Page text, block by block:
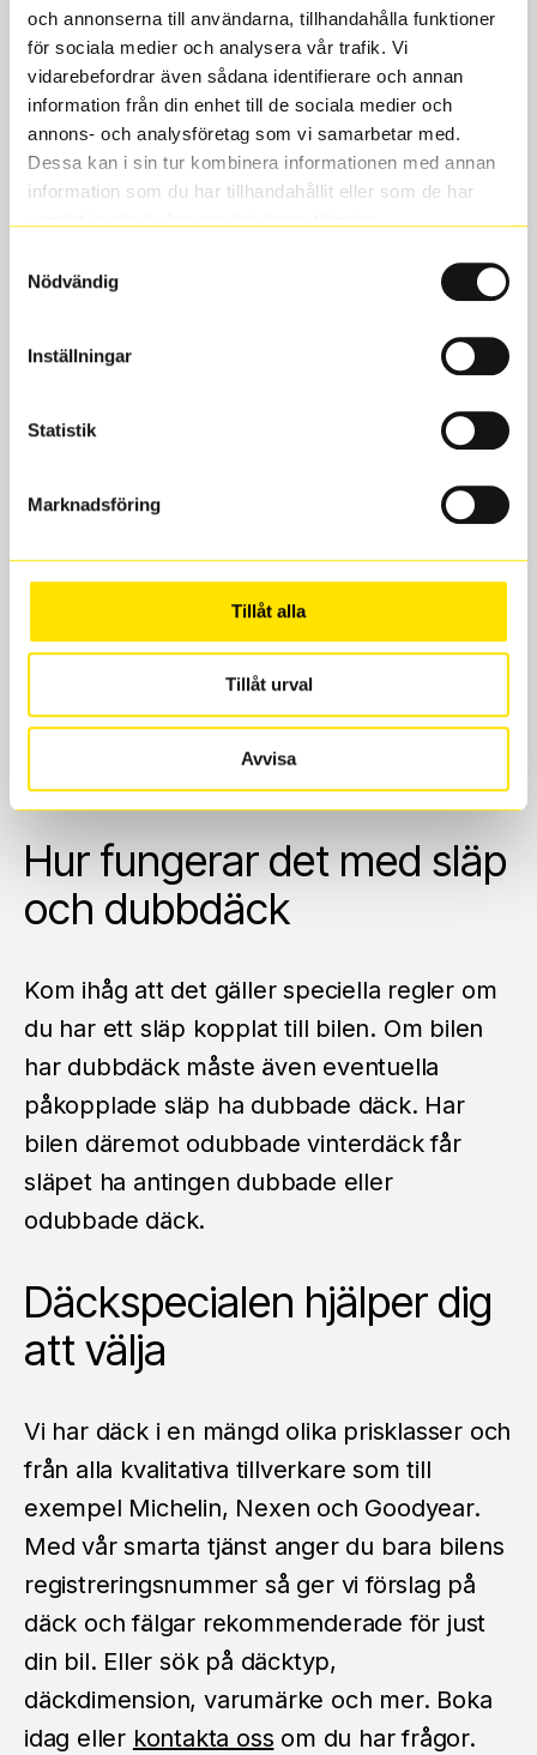
och annonserna till användarna, tillhandahålla funktioner
för sociala medier och analysera vår trafik. Vi
vidarebefordrar även sådana identifierare och annan
information från din enhet till de sociala medier och
annons- och analysföretag som vi samarbetar med.
Dessa kan i sin tur kombinera informationen med annan
information som du har tillhandahållit eller som de har
Nödvändig
Inställningar
Statistik
Marknadsföring
Tillåt alla
Tillåt urval
Avvisa
Det finns också en del datum att ha koll på
när det gäller olika typer av däck. Därför
har vi samlatalla datum gällande däckpå
ett och samma ställe, där kan du läsa om
när du får använda dubbdäck och när det
måste vara av.
Att köra in dubbdäck
Många tillverkare rekommenderar att du
de första 40-50 milen undviker häftiga
hög fart i kurvor. Genom att köra lite
lugnare sätter sig dubbarna i dubbhålen
ordentligt vilket förlänger livslängden på
en av våra mekaniker om du vill veta mer
Hur fungerar det med släp
och dubbdäck
Kom ihåg att det gäller speciella regler om
du har ett släp kopplat till bilen. Om bilen
har dubbdäck måste även eventuella
påkopplade släp ha dubbade däck. Har
bilen däremot odubbade vinterdäck får
släpet ha antingen dubbade eller
odubbade däck.
Däckspecialen hjälper dig
att välja
Vi har däck i en mängd olika prisklasser och
från alla kvalitativa tillverkare som till
exempel Michelin, Nexen och Goodyear.
Med vår smarta tjänst anger du bara bilens
registreringsnummer så ger vi förslag på
däck och fälgar rekommenderade för just
din bil. Eller sök på däcktyp,
däckdimension, varumärke och mer. Boka
idag eller kontakta oss om du har frågor.